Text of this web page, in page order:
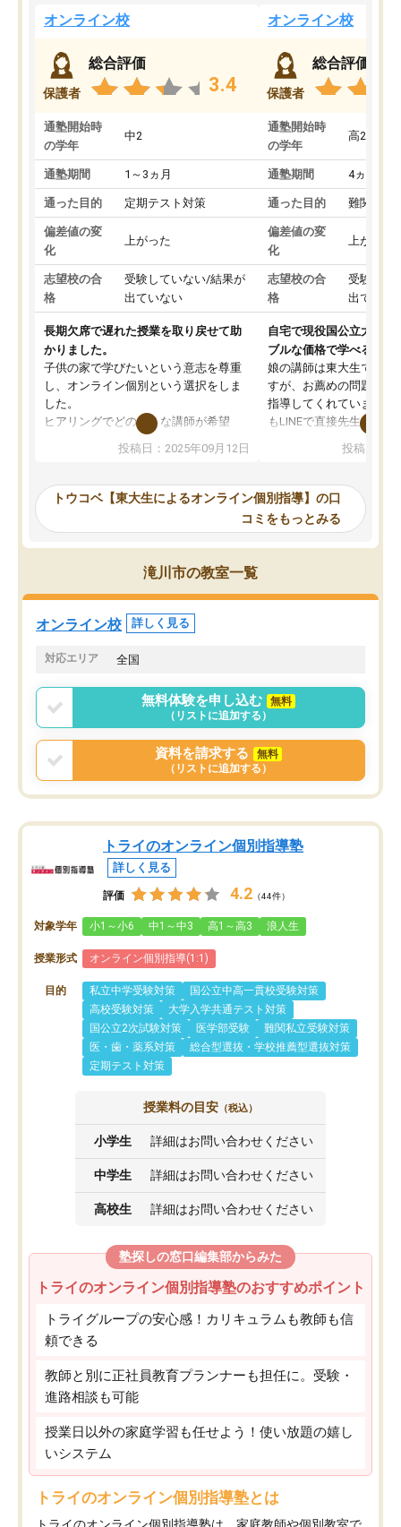
オンライン校
保護者
総合評価
3.4
通塾開始時
の学年
中2
通塾期間 1～3ヵ月
通った目的 定期テスト対策
偏差値の変
化
上がった
志望校の合
格
受験していない/結果が
出ていない
長期欠席で遅れた授業を取り戻せて助
かりました。
子供の家で学びたいという意志を尊重
し、オンライン個別という選択をしま
した。
ヒアリングでどのような講師が希望
か、オプションは付帯するかなど選ぶ
事が出来ました。
ーティングを行い、その講師で良いか
見てから講師を決定する事ができま
す。
うちの子は、初回面談の講師の方で決
オンラインツールを使用した単語帳の
共有があり宿題もそちらで出される形
でした。
言う事で講師変更の申し出があり、あ
まりに短期での変更だった為、塾に通
う事にして退会しました。遅れも取り
戻せ、授業内容や講師の方は良かった
と思います。
投稿日：2025年09月12日
オンライン校
保護者
総合評価
通塾開始時
の学年
高2
通塾期間 4ヵ月～1
通った目的 難関私立
偏差値の変
化
上がった
志望校の合
格
受験して
出ていな
自宅で現役国公立大学生
ブルな価格で学べる
娘の講師は東大生では無
すが、お薦めの問題集や
指導してくれています。
もLINEで直接先生に質問
めれるので、個人に合
いなのがあり(有料)、受
ことをどんなスケジュー
くか相談したのですが、
ち期待したものではなく
くなってきたようなので
投稿日：
トウコベ【東大生によるオンライン個別指導】の口
コミをもっとみる
滝川市の教室一覧
オンライン校 詳しく見る
対応エリア 全国
無料体験を申し込む
無料
（リストに追加する）
資料を請求する
無料
（リストに追加する）
トライのオンライン個別指導塾
詳しく見る
評価 4.2 （44件）
対象学年 小1～小6 中1～中3 高1～高3 浪人生
授業形式 オンライン個別指導(1:1)
目的 私立中学受験対策
国公立中高一貫校受験対策
高校受験対策
大学入学共通テスト対策
国公立2次試験対策
医学部受験
難関私立受験対策
医・歯・薬系対策
総合型選抜・学校推薦型選抜対策
定期テスト対策
授業料の目安 （税込）
小学生 詳細はお問い合わせください
中学生 詳細はお問い合わせください
高校生 詳細はお問い合わせください
塾探しの窓口編集部からみた
トライのオンライン個別指導塾のおすすめポイント
トライグループの安心感！カリキュラムも教師も信
頼できる
教師と別に正社員教育プランナーも担任に。受験・
進路相談も可能
授業日以外の家庭学習も任せよう！使い放題の嬉し
いシステム
トライのオンライン個別指導塾とは